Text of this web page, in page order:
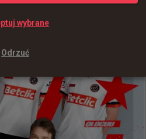
do Esports
uczucie i oldschoolowy
Odrzuć
wybrane